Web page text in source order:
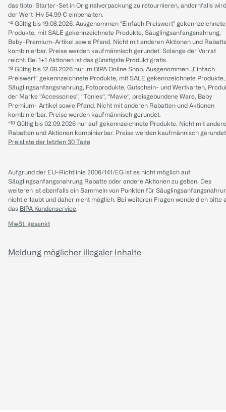
das tiptoi Starter-Set in Originalverpackung zu retournieren, andernfalls wird
der Wert iHv 54.99 € einbehalten.
*⁴ Gültig bis 19.08.2026. Ausgenommen "Einfach Preiswert" gekennzeichnete
Produkte, mit SALE gekennzeichnete Produkte, Säuglingsanfangsnahrung,
Baby-Premium-Artikel sowie Pfand. Nicht mit anderen Aktionen und
kombinierbar. Preise werden kaufmännisch gerundet. Solange der Vorrat
reicht. Bei 1+1 Aktionen ist das günstigste Produkt gratis.
*⁸ Gültig bis 12.08.2026 nur im BIPA Online Shop. Ausgenommen „Einfach
Preiswert“ gekennzeichnete Produkte, mit SALE gekennzeichnete Produkte,
Säuglingsanfangsnahrung, Fotoprodukte, Gutschein- und Wertkarten,
der Marke “Accessories“, “Tonies“, “Mavie“, preisgebundene Ware, Baby
Premium- Artikel sowie Pfand. Nicht mit anderen Rabatten und Aktionen
kombinierbar. Preise werden kaufmännisch gerundet.
*¹⁰ Gültig bis 02.09.2026 nur auf gekennzeichnete Produkte. Nicht mit
Rabatten und Aktionen kombinierbar. Preise werden kaufmännisch
Preisliste der letzten 30 Tage
Aufgrund der EU-Richtlinie 2006/141/EG ist es nicht möglich auf
Säuglingsanfangsnahrung Rabatte oder andere Aktionen zu geben. Des
weiteren ist ebenfalls ein Sammeln von Punkten für
nicht erlaubt und daher nicht möglich. Bei weiteren Fragen wende dich bitte
das BIPA Kundenservice.
MwSt. gesenkt
Meldung möglicher illegaler Inhalte